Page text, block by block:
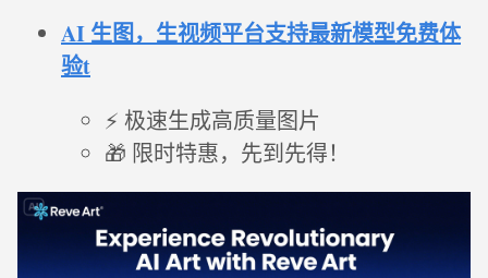
AI 生图，生视频平台支持最新模型免费体
验t
⚡ 极速生成高质量图片
🎁 限时特惠，先到先得！